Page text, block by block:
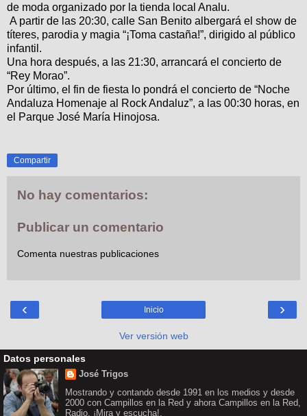
de moda organizado por la tienda local Analu.
A partir de las 20:30, calle San Benito albergará el show de
títeres, parodia y magia “¡Toma castaña!”, dirigido al público
infantil.
Una hora después, a las 21:30, arrancará el concierto de
“Rey Morao”.
Por último, el fin de fiesta lo pondrá el concierto de “Noche
Andaluza Homenaje al Rock Andaluz”, a las 00:30 horas, en
el Parque José María Hinojosa.
Compartir
No hay comentarios:
Publicar un comentario
Comenta nuestras publicaciones
‹ ›
Inicio
Ver versión web
Datos personales
José Trigos
Mostrando y contando desde 1991 en los medios y desde
2000 con Campillos en la Red y ahora Campillos en la Red,
Radio. ¡Mira y escucha!.